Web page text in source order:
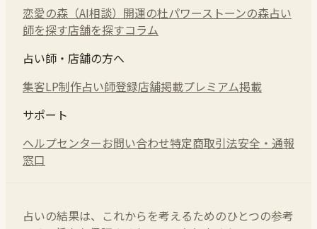
恋愛の森（AI相談） 開運の杜パワーストーンの森占い
師を探す店舗を探すコラム
占い師・店舗の方へ
集客LP制作占い師登録店舗掲載プレミアム掲載
サポート
ヘルプセンターお問い合わせ特定商取引法安全・通報
窓口
占いの結果は、これからを考えるためのひとつの参考